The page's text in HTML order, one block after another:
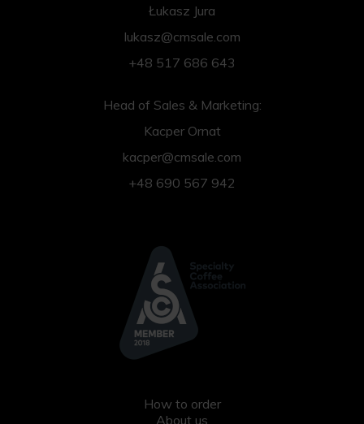
Łukasz Jura
lukasz@cmsale.com
+48 517 686 643
Head of Sales & Marketing:
Kacper Ornat
kacper@cmsale.com
+48 690 567 942
How to order
About us